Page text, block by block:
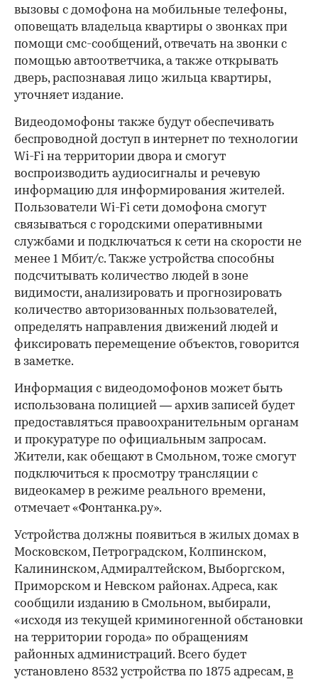
вызовы с домофона на мобильные телефоны,
оповещать владельца квартиры о звонках при
помощи смс-сообщений, отвечать на звонки с
помощью автоответчика, а также открывать
дверь, распознавая лицо жильца квартиры,
уточняет издание.
Видеодомофоны также будут обеспечивать
беспроводной доступ в интернет по технологии
Wi-Fi на территории двора и смогут
воспроизводить аудиосигналы и речевую
информацию для информирования жителей.
Пользователи Wi-Fi сети домофона смогут
связываться с городскими оперативными
службами и подключаться к сети на скорости не
менее 1 Мбит/с. Также устройства способны
подсчитывать количество людей в зоне
видимости, анализировать и прогнозировать
количество авторизованных пользователей,
определять направления движений людей и
фиксировать перемещение объектов, говорится
в заметке.
Информация с видеодомофонов может быть
использована полицией — архив записей будет
предоставляться правоохранительным органам
и прокуратуре по официальным запросам.
Жители, как обещают в Смольном, тоже смогут
подключиться к просмотру трансляции с
видеокамер в режиме реального времени,
отмечает «Фонтанка.ру».
Устройства должны появиться в жилых домах в
Московском, Петроградском, Колпинском,
Калининском, Адмиралтейском, Выборгском,
Приморском и Невском районах. Адреса, как
сообщили изданию в Смольном, выбирали,
«исходя из текущей криминогенной обстановки
на территории города» по обращениям
районных администраций. Всего будет
установлено 8532 устройства по 1875 адресам,в